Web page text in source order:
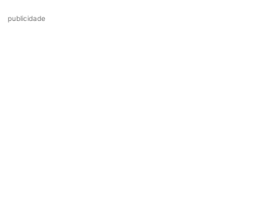
publicidade